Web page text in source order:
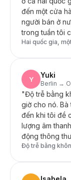
trong tuần tôi
Hai quốc gia,
Berlin →
"Độ trễ bằng
giờ cho nó. Bà
đến khi tôi đề
lượng âm
động thông
Độ trễ bằng
Lisboa →
"Bố mẹ tôi ở